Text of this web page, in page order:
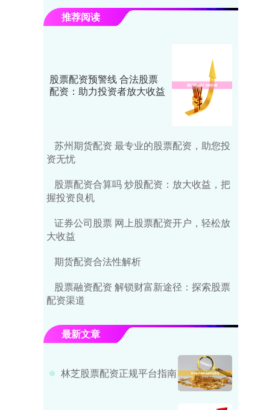
推荐阅读
股票配资预警线 合法股票
配资：助力投资者放大收益
苏州期货配资 最专业的股票配资，助您投
资无忧
股票配资合算吗 炒股配资：放大收益，把
握投资良机
证券公司股票 网上股票配资开户，轻松放
大收益
期货配资合法性解析
股票融资配资 解锁财富新途径：探索股票
配资渠道
最新文章
林芝股票配资正规平台指南